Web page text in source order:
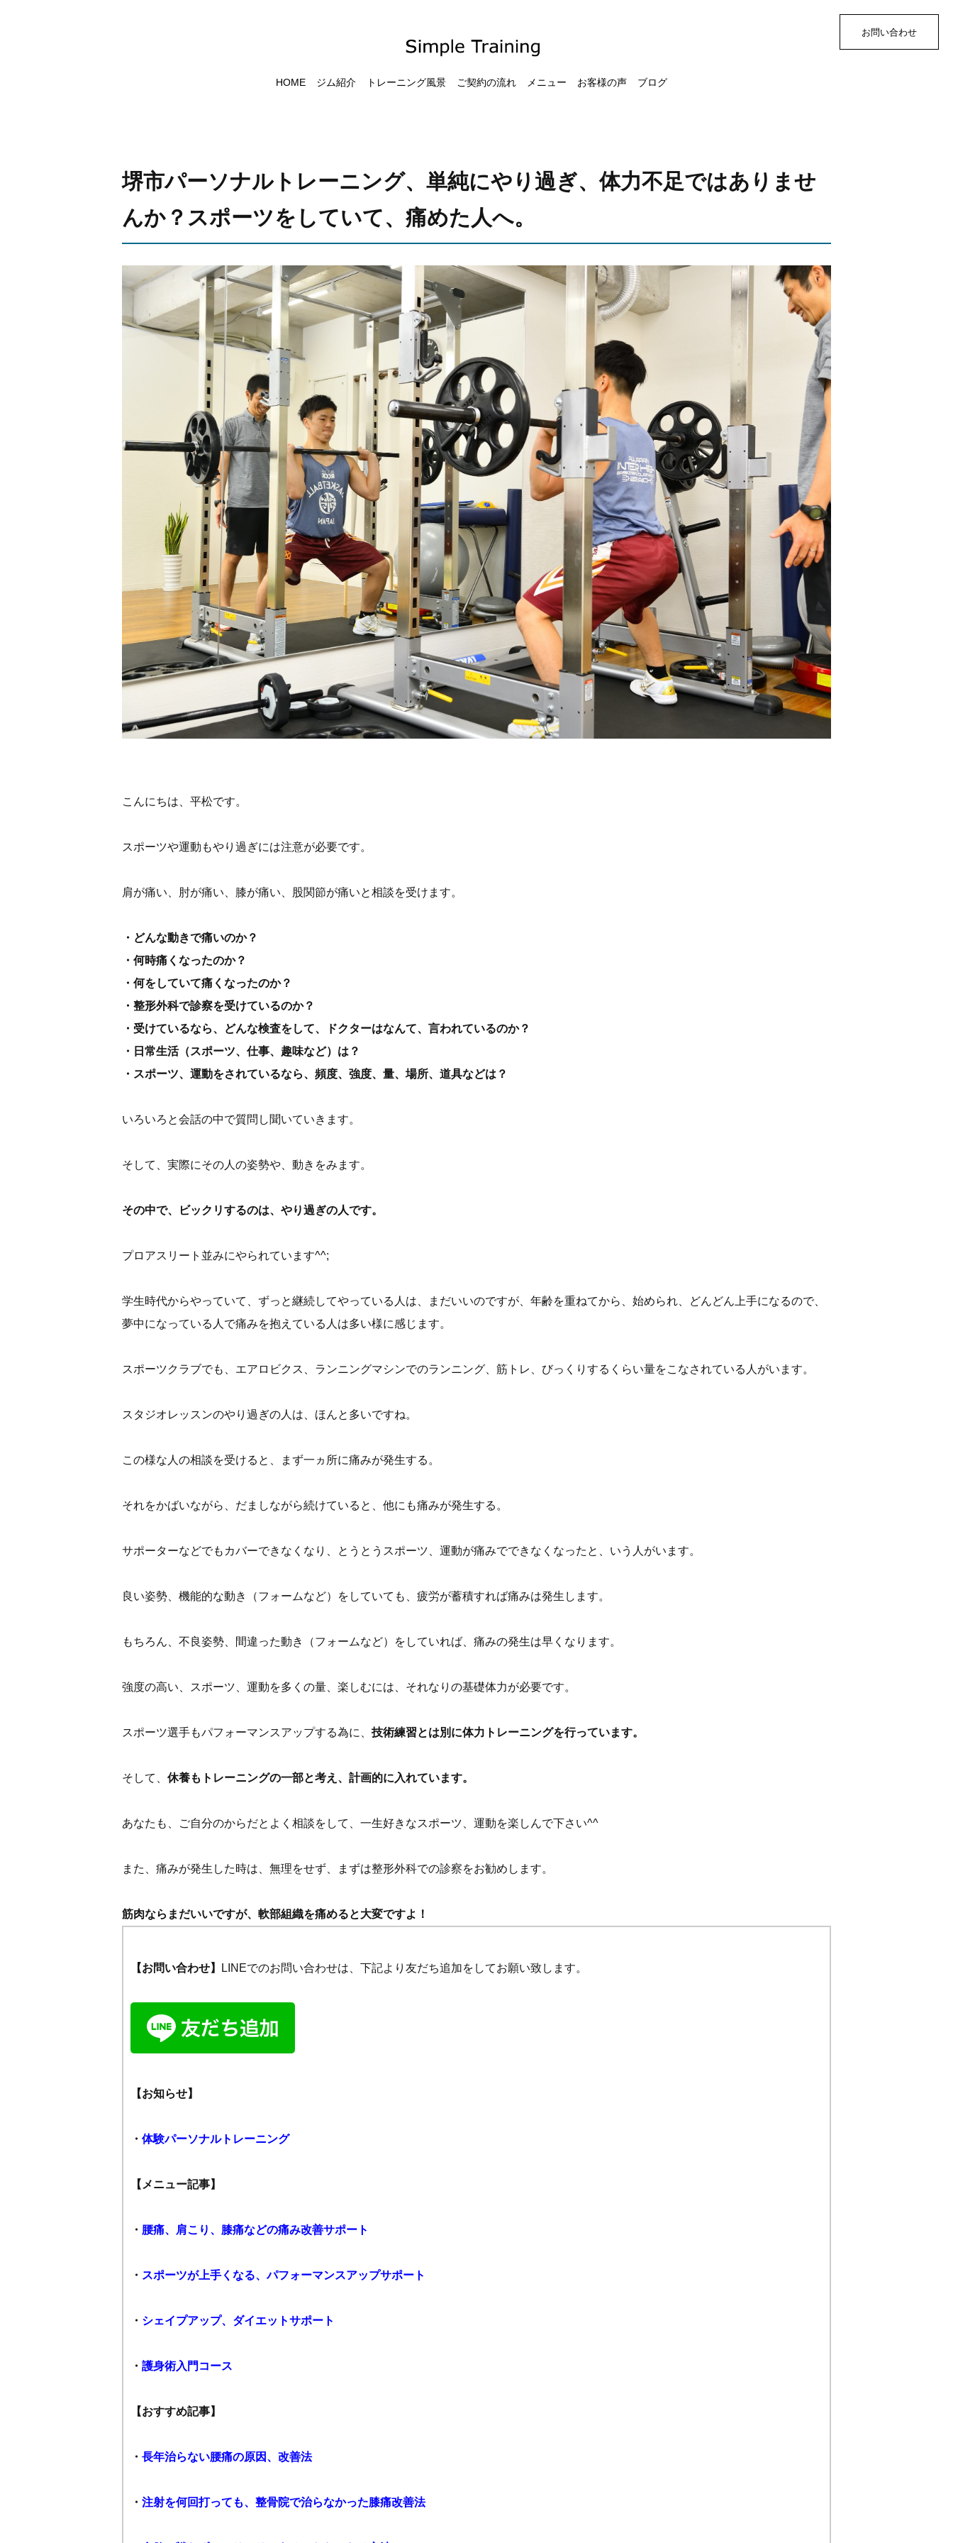
HOME ジム紹介 トレーニング風景 ご契約の流れ メニュー お客様の声 ブログ
お問い合わせ
堺市パーソナルトレーニング、単純にやり過ぎ、体力不足ではありませ
んか？スポーツをしていて、痛めた人へ。
こんにちは、平松です。
スポーツや運動もやり過ぎには注意が必要です。
肩が痛い、肘が痛い、膝が痛い、股関節が痛いと相談を受けます。
・どんな動きで痛いのか？
・何時痛くなったのか？
・何をしていて痛くなったのか？
・整形外科で診察を受けているのか？
・受けているなら、どんな検査をして、ドクターはなんて、言われているのか？
・日常生活（スポーツ、仕事、趣味など）は？
・スポーツ、運動をされているなら、頻度、強度、量、場所、道具などは？
いろいろと会話の中で質問し聞いていきます。
そして、実際にその人の姿勢や、動きをみます。
その中で、ビックリするのは、やり過ぎの人です。
プロアスリート並みにやられています^^;
学生時代からやっていて、ずっと継続してやっている人は、まだいいのですが、年齢を重ねてから、始められ、どんどん上手になるので、
夢中になっている人で痛みを抱えている人は多い様に感じます。
スポーツクラブでも、エアロビクス、ランニングマシンでのランニング、筋トレ、びっくりするくらい量をこなされている人がいます。
スタジオレッスンのやり過ぎの人は、ほんと多いですね。
この様な人の相談を受けると、まず一ヵ所に痛みが発生する。
それをかばいながら、だましながら続けていると、他にも痛みが発生する。
サポーターなどでもカバーできなくなり、とうとうスポーツ、運動が痛みでできなくなったと、いう人がいます。
良い姿勢、機能的な動き（フォームなど）をしていても、疲労が蓄積すれば痛みは発生します。
もちろん、不良姿勢、間違った動き（フォームなど）をしていれば、痛みの発生は早くなります。
強度の高い、スポーツ、運動を多くの量、楽しむには、それなりの基礎体力が必要です。
スポーツ選手もパフォーマンスアップする為に、 技術練習とは別に体力トレーニングを行っています。
そして、 休養もトレーニングの一部と考え、計画的に入れています。
あなたも、ご自分のからだとよく相談をして、一生好きなスポーツ、運動を楽しんで下さい^^
また、痛みが発生した時は、無理をせず、まずは整形外科での診察をお勧めします。
筋肉ならまだいいですが、軟部組織を痛めると大変ですよ！
【お問い合わせ】 LINEでのお問い合わせは、下記より友だち追加をしてお願い致します。
【お知らせ】
・ 体験パーソナルトレーニング
【メニュー記事】
・ 腰痛、肩こり、膝痛などの痛み改善サポート
・ スポーツが上手くなる、パフォーマンスアップサポート
・ シェイプアップ、ダイエットサポート
・ 護身術入門コース
【おすすめ記事】
・ 長年治らない腰痛の原因、改善法
・ 注射を何回打っても、整骨院で治らなかった膝痛改善法